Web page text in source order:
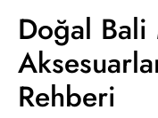
Doğal
Rehberi